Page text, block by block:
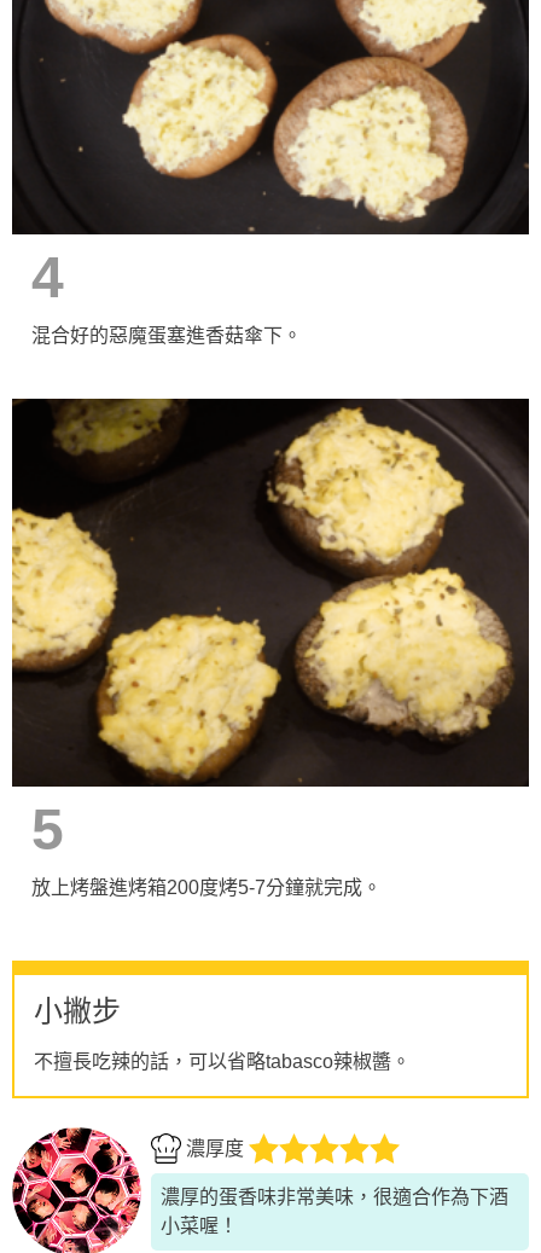
4
混合好的惡魔蛋塞進香菇傘下。
5
放上烤盤進烤箱200度烤5-7分鐘就完成。
小撇步
不擅長吃辣的話，可以省略tabasco辣椒醬。
濃厚度
濃厚的蛋香味非常美味，很適合作為下酒
小菜喔！